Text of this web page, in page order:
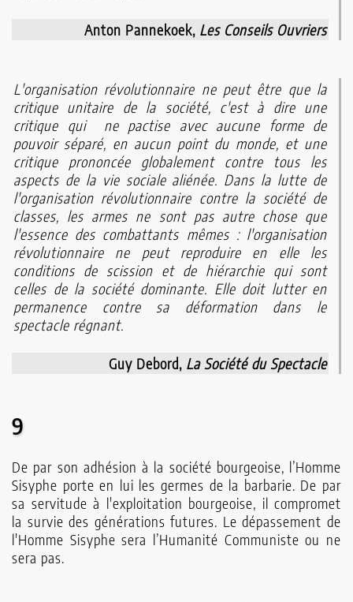
Anton Pannekoek, Les Conseils Ouvriers
L'organisation révolutionnaire ne peut être que la
critique unitaire de la société, c'est à dire une
critique qui ne pactise avec aucune forme de
pouvoir séparé, en aucun point du monde, et une
critique prononcée globalement contre tous les
aspects de la vie sociale aliénée. Dans la lutte de
l'organisation révolutionnaire contre la société de
classes, les armes ne sont pas autre chose que
l'essence des combattants mêmes : l'organisation
révolutionnaire ne peut reproduire en elle les
conditions de scission et de hiérarchie qui sont
celles de la société dominante. Elle doit lutter en
permanence contre sa déformation dans le
spectacle régnant.
Guy Debord, La Société du Spectacle
9
De par son adhésion à la société bourgeoise, l’Homme
Sisyphe porte en lui les germes de la barbarie. De par
sa servitude à l'exploitation bourgeoise, il compromet
la survie des générations futures. Le dépassement de
l'Homme Sisyphe sera l’Humanité Communiste ou ne
sera pas.